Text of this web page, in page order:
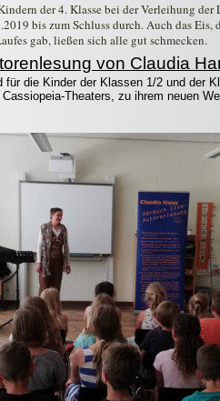
von Claudia
der 4. Klasse bei der Verleihung
bis zum Schluss durch. Auch das Eis,
gab, ließen sich alle gut schmecken.